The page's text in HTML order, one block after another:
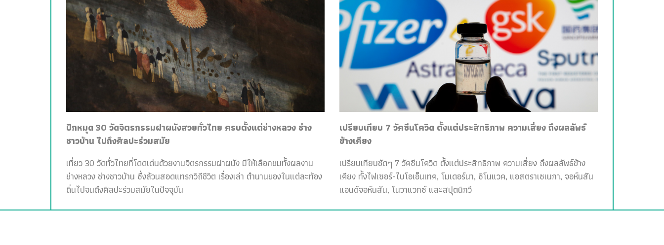
ปักหมุด 30 วัดจิตรกรรมฝาผนังสวยทั่วไทย ครบตั้งแต่ช่างหลวง ช่าง
ชาวบ้าน ไปถึงศิลปะร่วมสมัย
เที่ยว 30 วัดทั่วไทยที่โดดเด่นด้วยงานจิตรกรรมฝาผนัง มีให้เลือกชมทั้งผลงาน
ช่างหลวง ช่างชาวบ้าน ซึ่งล้วนสอดแทรกวิถีชีวิต เรื่องเล่า ตำนานของในแต่ละท้อง
ถิ่นไปจนถึงศิลปะร่วมสมัยในปัจจุบัน
เปรียบเทียบ 7 วัคซีนโควิด ตั้งแต่ประสิทธิภาพ ความเสี่ยง ถึงผลลัพธ์
ข้างเคียง
เปรียบเทียบชัดๆ 7 วัคซีนโควิด ตั้งแต่ประสิทธิภาพ ความเสี่ยง ถึงผลลัพธ์ข้าง
เคียง ทั้งไฟเซอร์-ไบโอเอ็นเทค, โมเดอร์นา, ซิโนแวค, แอสตราเซเนกา, จอห์นสัน
แอนด์จอห์นสัน, โนวาแวกซ์ และสปุตนิกวี